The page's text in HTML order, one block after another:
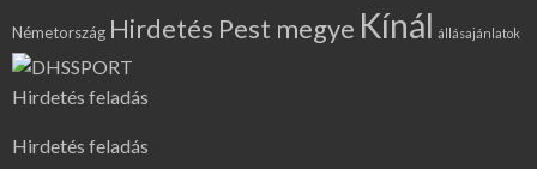
Németország Hirdetés Pest megye Kínál állásajánlatok
Hirdetés feladás
Hirdetés feladás